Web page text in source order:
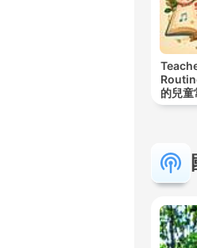
的兒